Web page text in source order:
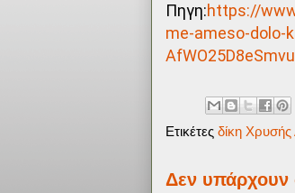
Πηγη:https://
me-ameso-dolo-
Ετικέτες δίκη
Δεν υπάρχουν